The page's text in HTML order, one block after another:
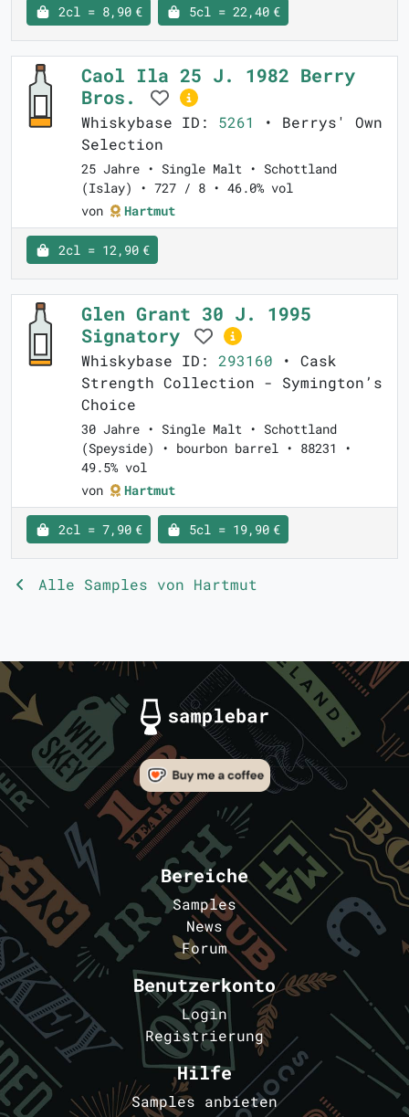
2cl = 8,90 € 5cl = 22,40 €
Caol Ila 25 J. 1982 Berry
Bros.
Whiskybase ID: 5261
• Berrys' Own
Selection
25 Jahre • Single Malt • Schottland
(Islay) • 727 / 8 • 46.0% vol
von
Hartmut
2cl = 12,90 €
Glen Grant 30 J. 1995
Signatory
Whiskybase ID: 293160 • Cask
Strength Collection - Symington’s
Choice
30 Jahre • Single Malt • Schottland
(Speyside) • bourbon barrel • 88231 •
49.5% vol
von
Hartmut
2cl = 7,90 € 5cl = 19,90 €
Alle Samples von Hartmut
Bereiche
Samples
News
Forum
Benutzerkonto
Login
Registrierung
Hilfe
Samples anbieten